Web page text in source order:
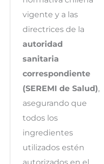
vigente y a las
directrices de la
autoridad
sanitaria
correspondiente
(SEREMI de Salud),
asegurando que
todos los
ingredientes
utilizados estén